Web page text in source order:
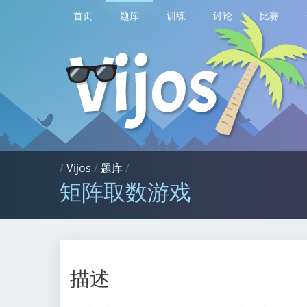
首页 题库 训练 讨论 比赛
/Vijos /题库/
矩阵取数游戏
描述